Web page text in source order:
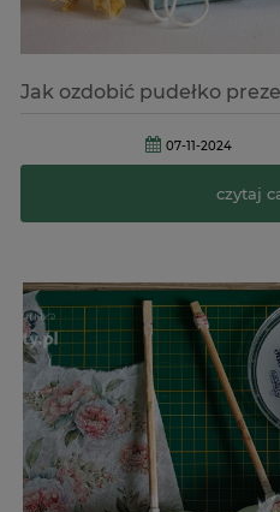
Jak ozdobić pudełko
07-11-2024
czytaj